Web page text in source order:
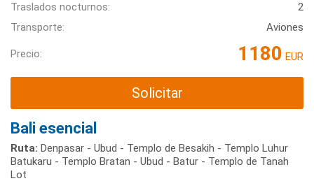
Traslados nocturnos:
2
Transporte:
Aviones
Precio: 1180 EUR
Solicitar
Bali esencial
Ruta: Denpasar - Ubud - Templo de Besakih - Templo Luhur
Batukaru - Templo Bratan - Ubud - Batur - Templo de Tanah
Lot